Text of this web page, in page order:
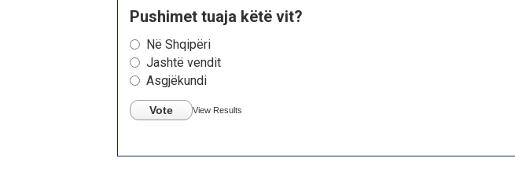
Pushimet tuaja këtë vit?
Në Shqipëri
Jashtë vendit
Asgjëkundi
Vote View Results